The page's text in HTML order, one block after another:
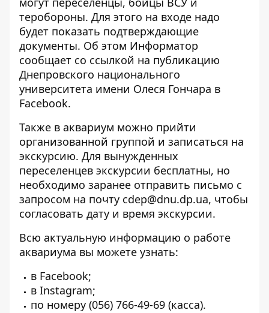
теробороны. Для этого на входе надо
будет показать подтверждающие
документы. Об этом Информатор
сообщает со ссылкой на публикацию
Днепровского национального
университета имени Олеся Гончара в
Facebook.
Также в аквариум можно прийти
организованной группой и записаться на
экскурсию. Для вынужденных
переселенцев экскурсии бесплатны, но
необходимо заранее отправить письмо с
запросом на почту cdep@dnu.dp.ua, чтобы
согласовать дату и время экскурсии.
Всю актуальную информацию о работе
аквариума вы можете узнать:
в Facebook;
в Instagram;
по номеру (056) 766-49-69 (касса).